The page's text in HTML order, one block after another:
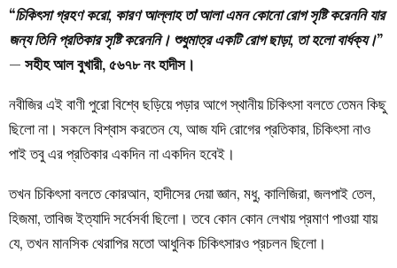
“চিকিৎসা গ্রহণ করো, কারণ আল্লাহ তা’আলা এমন কোনো রোগ সৃষ্টি করেননি যার
জন্য তিনি প্রতিকার সৃষ্টি করেননি। শুধুমাত্র একটি রোগ ছাড়া, তা হলো বার্ধক্য।”
— সহীহআলবুখারী,৫৬৭৮নংহাদীস।
নবীজির এই বাণী পুরো বিশ্বে ছড়িয়ে পড়ার আগে স্থানীয় চিকিৎসা বলতে তেমন কিছু
ছিলো না। সকলে বিশ্বাস করতেন যে, আজ যদি রোগের প্রতিকার, চিকিৎসা নাও
পাই তবু এর প্রতিকার একদিন না একদিন হবেই।
তখন চিকিৎসা বলতে কোরআন, হাদীসের দেয়া জ্ঞান, মধু, কালিজিরা, জলপাই তেল,
হিজমা, তাবিজ ইত্যাদি সর্বেসর্বা ছিলো। তবে কোন কোন লেখায় প্রমাণ পাওয়া যায়
যে, তখন মানসিক থেরাপির মতো আধুনিক চিকিৎসারও প্রচলন ছিলো।